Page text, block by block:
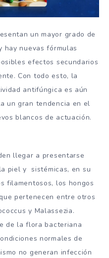
un mayor grado de
hay nuevas fórmulas
efectos secundarios
Con todo esto, la
antifúngica es aún
un gran tendencia en el
blancos de actuación.
llegar a presentarse
piel y sistémicas, en su
filamentosos, los hongos
pertenecen entre otros
y Malassezia.
de la flora bacteriana
normales de
no generan infección